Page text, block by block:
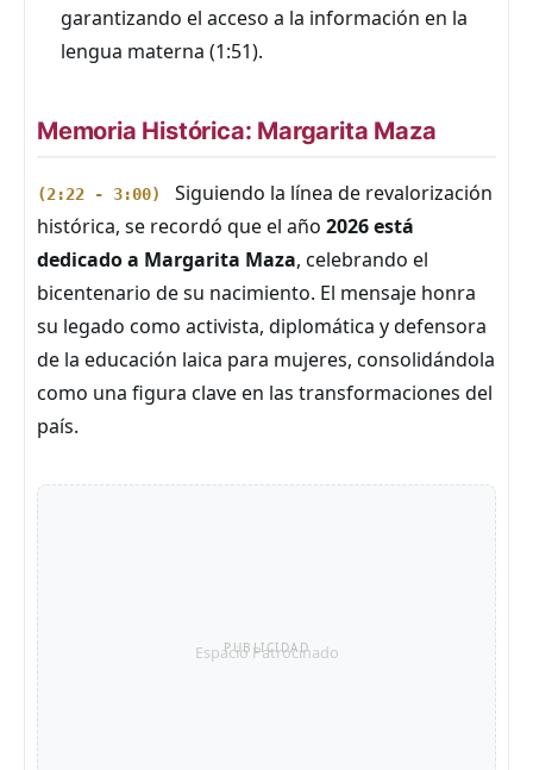
garantizando el acceso a la información en la
lengua materna (1:51).
Memoria Histórica: Margarita Maza
(2:22 - 3:00)
Siguiendo la línea de revalorización
histórica, se recordó que el año 2026 está
dedicado a Margarita Maza, celebrando el
bicentenario de su nacimiento. El mensaje honra
su legado como activista, diplomática y defensora
de la educación laica para mujeres, consolidándola
como una figura clave en las transformaciones del
país.
PUBLICIDAD